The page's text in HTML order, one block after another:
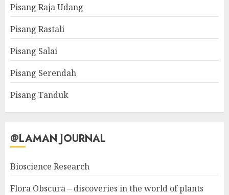
Pisang Raja Udang
Pisang Rastali
Pisang Salai
Pisang Serendah
Pisang Tanduk
@LAMAN JOURNAL
Bioscience Research
Flora Obscura – discoveries in the world of plants